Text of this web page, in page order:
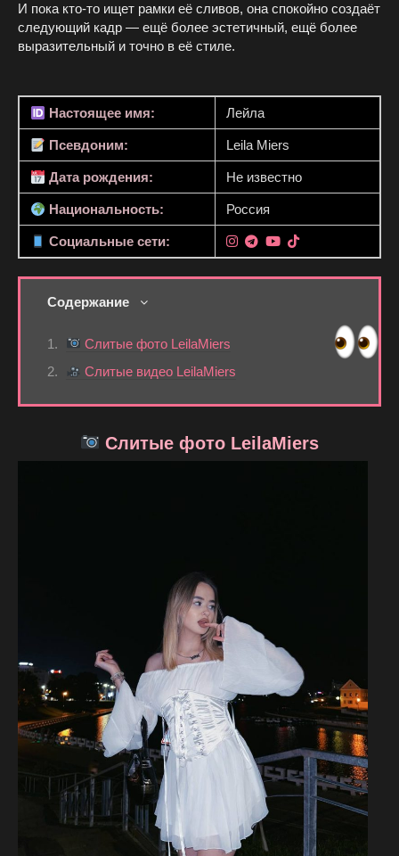
И пока кто-то ищет рамки её сливов, она спокойно создаёт
следующий кадр — ещё более эстетичный, ещё более
выразительный и точно в её стиле.
Настоящее имя: Лейла
Псевдоним: Leila Miers
Дата рождения: Не известно
Национальность: Россия
Социальные сети:
Содержание
Слитые фото LeilaMiers
Слитые видео LeilaMiers
Слитые фото LeilaMiers